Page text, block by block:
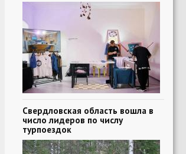
Свердловская область вошла в
число лидеров по числу
турпоездок